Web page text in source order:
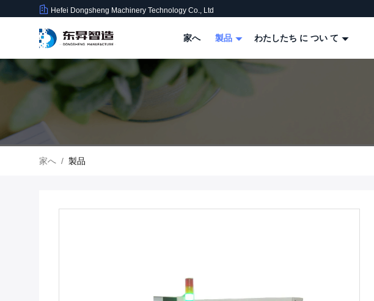
Hefei Dongsheng Machinery Technology Co., Ltd
家へ 製品 わたしたち に つい て
家へ / 製品